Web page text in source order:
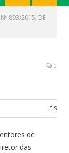
Nº 893/2015, DE
0
LEIS
de
das